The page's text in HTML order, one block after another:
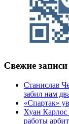
Свежие записи
Станислав
забил нам
«Спартак»
Хуан
работы